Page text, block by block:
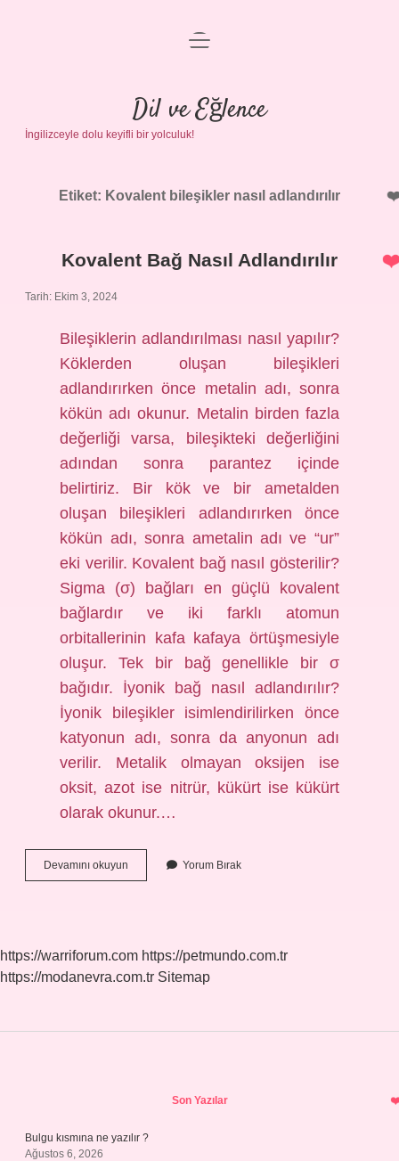
Anasayfa
Gizlilik Politikası
Yasal Uyarı
menüyü
Dil ve Eğlence
İngilizceyle dolu keyifli bir yolculuk!
Etiket: Kovalent bileşikler nasıl adlandırılır
Kovalent Bağ Nasıl Adlandırılır
Tarih: Ekim 3, 2024
Bileşiklerin adlandırılması nasıl yapılır?
Köklerden oluşan bileşikleri
adlandırırken önce metalin adı, sonra
kökün adı okunur. Metalin birden fazla
değerliği varsa, bileşikteki değerliğini
adından sonra parantez içinde
belirtiriz. Bir kök ve bir ametalden
oluşan bileşikleri adlandırırken önce
kökün adı, sonra ametalin adı ve “ur”
eki verilir. Kovalent bağ nasıl gösterilir?
Sigma (σ) bağları en güçlü kovalent
bağlardır ve iki farklı atomun
orbitallerinin kafa kafaya örtüşmesiyle
oluşur. Tek bir bağ genellikle bir σ
bağıdır. İyonik bağ nasıl adlandırılır?
İyonik bileşikler isimlendirilirken önce
katyonun adı, sonra da anyonun adı
verilir. Metalik olmayan oksijen ise
oksit, azot ise nitrür, kükürt ise kükürt
olarak okunur.…
Devamını okuyun Kovalent
Bağ
Yorum Bırak
https://warriforum.com https://petmundo.com.tr
https://modanevra.com.tr Sitemap
Son Yazılar
Bulgu kısmına ne yazılır ?
Ağustos 6, 2026